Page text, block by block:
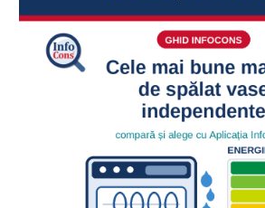
Ghid InfoCons – Cum sa alegi